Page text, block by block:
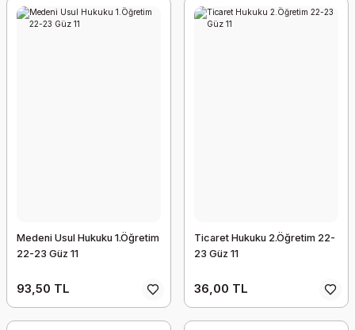
Medeni Usul Hukuku 1.Öğretim
22-23 Güz 11
93,50 TL
Ticaret Hukuku 2.Öğretim 22-
23 Güz 11
36,00 TL